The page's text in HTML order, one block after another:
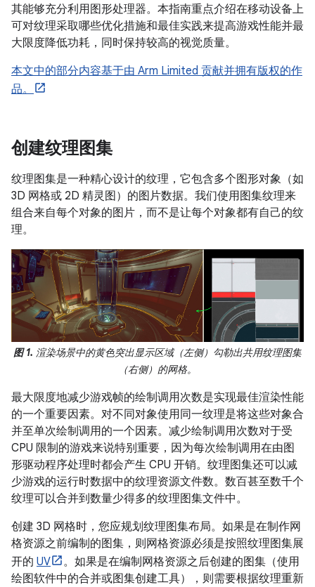
其能够充分利用图形处理器。本指南重点介绍在移动设备上
可对纹理采取哪些优化措施和最佳实践来提高游戏性能并最
大限度降低功耗，同时保持较高的视觉质量。
本文中的部分内容基于由 Arm Limited 贡献并拥有版权的作
品。
创建纹理图集
纹理图集是一种精心设计的纹理，它包含多个图形对象（如
3D 网格或 2D 精灵图）的图片数据。我们使用图集纹理来
组合来自每个对象的图片，而不是让每个对象都有自己的纹
理。
图 1. 渲染场景中的黄色突出显示区域（左侧）勾勒出共用纹理图集
（右侧）的网格。
最大限度地减少游戏帧的绘制调用次数是实现最佳渲染性能
的一个重要因素。对不同对象使用同一纹理是将这些对象合
并至单次绘制调用的一个因素。减少绘制调用次数对于受
CPU 限制的游戏来说特别重要，因为每次绘制调用在由图
形驱动程序处理时都会产生 CPU 开销。纹理图集还可以减
少游戏的运行时数据中的纹理资源文件数。数百甚至数千个
纹理可以合并到数量少得多的纹理图集文件中。
创建 3D 网格时，您应规划纹理图集布局。如果是在制作网
格资源之前编制的图集，则网格资源必须是按照纹理图集展
开的 UV
。如果是在编制网格资源之后创建的图集（使用
绘图软件中的合并或图集创建工具），则需要根据纹理重新